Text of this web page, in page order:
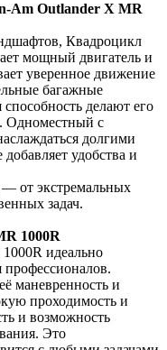
Am Outlander X MR
Квадроцикл
мощный двигатель и
уверенное движение
багажные
делают его
Одноместный с
долгими
удобства и
от экстремальных
задач.
1000R
идеально
профессионалов.
маневренность и
проходимость и
и возможность
Это